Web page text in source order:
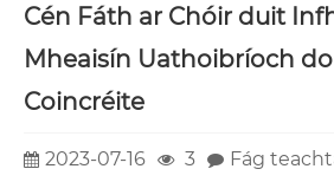
Cén Fáth ar Chóir duit
Mheaisín Uathoibríoch
Coincréite
2023-07-16 3
Fág